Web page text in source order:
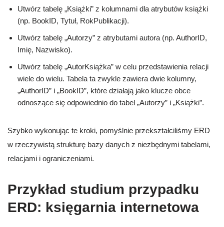
Utwórz tabelę „Książki” z kolumnami dla atrybutów książki
(np. BookID, Tytuł, RokPublikacji).
Utwórz tabelę „Autorzy” z atrybutami autora (np. AuthorID,
Imię, Nazwisko).
Utwórz tabelę „AutorKsiążka” w celu przedstawienia relacji
wiele do wielu. Tabela ta zwykle zawiera dwie kolumny,
„AuthorID” i „BookID”, które działają jako klucze obce
odnoszące się odpowiednio do tabel „Autorzy” i „Książki”.
Szybko wykonując te kroki, pomyślnie przekształciliśmy ERD
w rzeczywistą strukturę bazy danych z niezbędnymi tabelami,
relacjami i ograniczeniami.
Przykład studium przypadku
ERD: księgarnia internetowa